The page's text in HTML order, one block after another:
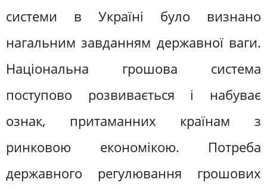
системи в Україні було визнано
нагальним завданням державної ваги.
Національна грошова система
поступово розвивається і набуває
ознак, притаманних країнам з
ринковою економікою. Потреба
державного регулювання грошових